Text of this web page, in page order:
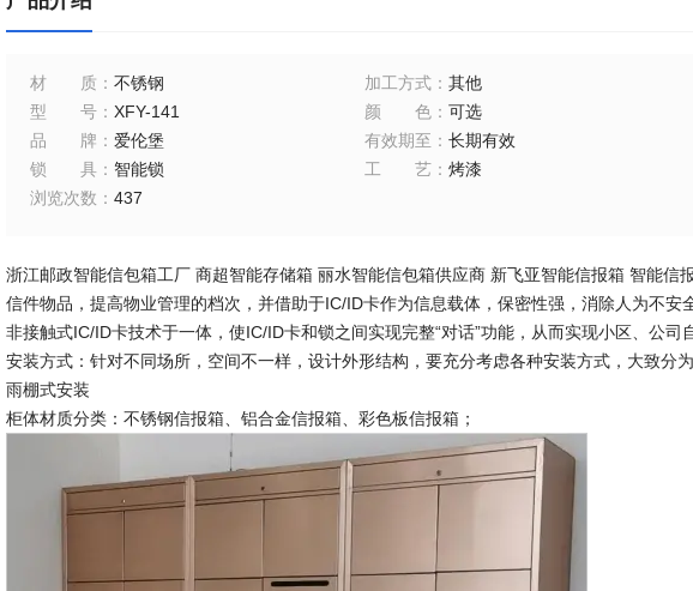
材质 ： 不锈钢 加工方式： 其他
型号 ： XFY-141 颜色： 可选
品牌 ： 爱伦堡 有效期至 ： 长期有效
锁具 ： 智能锁 工艺： 烤漆
浏览次数 ： 437
浙江邮政智能信包箱工厂 商超智能存储箱 丽水智能信包箱供应商 新飞亚智能信报箱 智能信
信件物品，提高物业管理的档次，并借助于IC/ID卡作为信息载体，保密性强，消除人为不
非接触式IC/ID卡技术于一体，使IC/ID卡和锁之间实现完整“对话”功能，从而实现小区、公司
安装方式：针对不同场所，空间不一样，设计外形结构，要充分考虑各种安装方式，大致分
雨棚式安装
柜体材质分类：不锈钢信报箱、铝合金信报箱、彩色板信报箱；